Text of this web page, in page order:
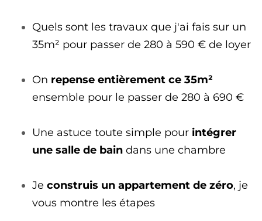
Quels sont les travaux que j'ai fais sur un
35m² pour passer de 280 à 590 € de loyer
On repense entièrement ce 35m²
ensemble pour le passer de 280 à 690 €
Une astuce toute simple pour intégrer
une salle de bain dans une chambre
Je construis un appartement de zéro, je
vous montre les étapes